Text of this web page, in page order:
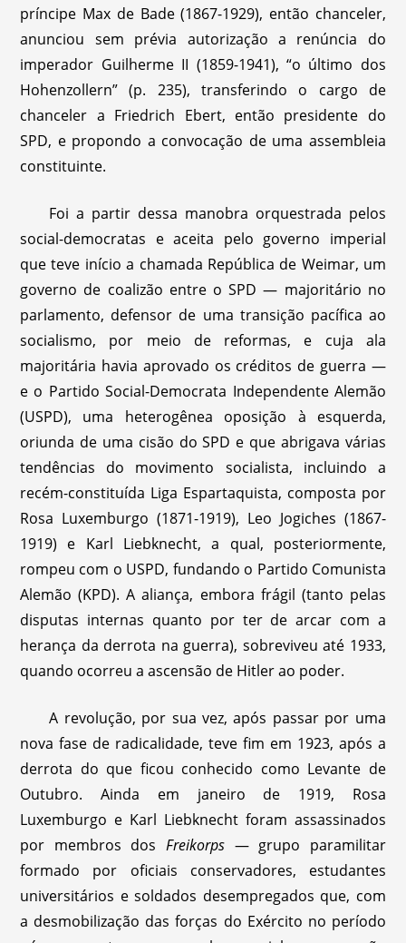
príncipe Max de Bade (1867-1929), então chanceler,
anunciou sem prévia autorização a renúncia do
imperador Guilherme II (1859-1941), “o último dos
Hohenzollern” (p. 235), transferindo o cargo de
chanceler a Friedrich Ebert, então presidente do
SPD, e propondo a convocação de uma assembleia
constituinte.
Foi a partir dessa manobra orquestrada pelos
social-democratas e aceita pelo governo imperial
que teve início a chamada República de Weimar, um
governo de coalizão entre o SPD — majoritário no
parlamento, defensor de uma transição pacífica ao
socialismo, por meio de reformas, e cuja ala
majoritária havia aprovado os créditos de guerra —
e o Partido Social-Democrata Independente Alemão
(USPD), uma heterogênea oposição à esquerda,
oriunda de uma cisão do SPD e que abrigava várias
tendências do movimento socialista, incluindo a
recém-constituída Liga Espartaquista, composta por
Rosa Luxemburgo (1871-1919), Leo Jogiches (1867-
1919) e Karl Liebknecht, a qual, posteriormente,
rompeu com o USPD, fundando o Partido Comunista
Alemão (KPD). A aliança, embora frágil (tanto pelas
disputas internas quanto por ter de arcar com a
herança da derrota na guerra), sobreviveu até 1933,
quando ocorreu a ascensão de Hitler ao poder.
A revolução, por sua vez, após passar por uma
nova fase de radicalidade, teve fim em 1923, após a
derrota do que ficou conhecido como Levante de
Outubro. Ainda em janeiro de 1919, Rosa
Luxemburgo e Karl Liebknecht foram assassinados
por membros dos Freikorps — grupo paramilitar
formado por oficiais conservadores, estudantes
universitários e soldados desempregados que, com
a desmobilização das forças do Exército no período